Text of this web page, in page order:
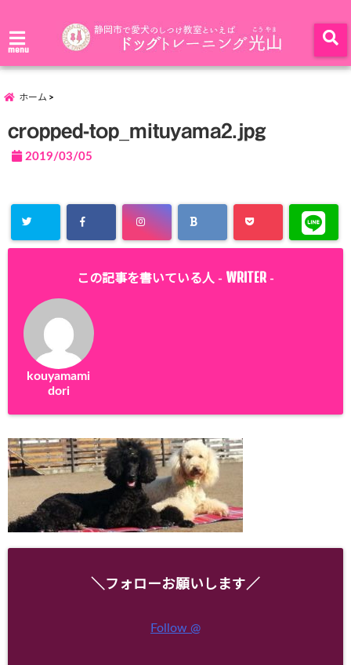
menu
ホーム
cropped-top_mituyama2.jpg
2019/03/05
この記事を書いている人 - WRITER -
kouyamami
dori
＼フォローお願いします／
Follow @